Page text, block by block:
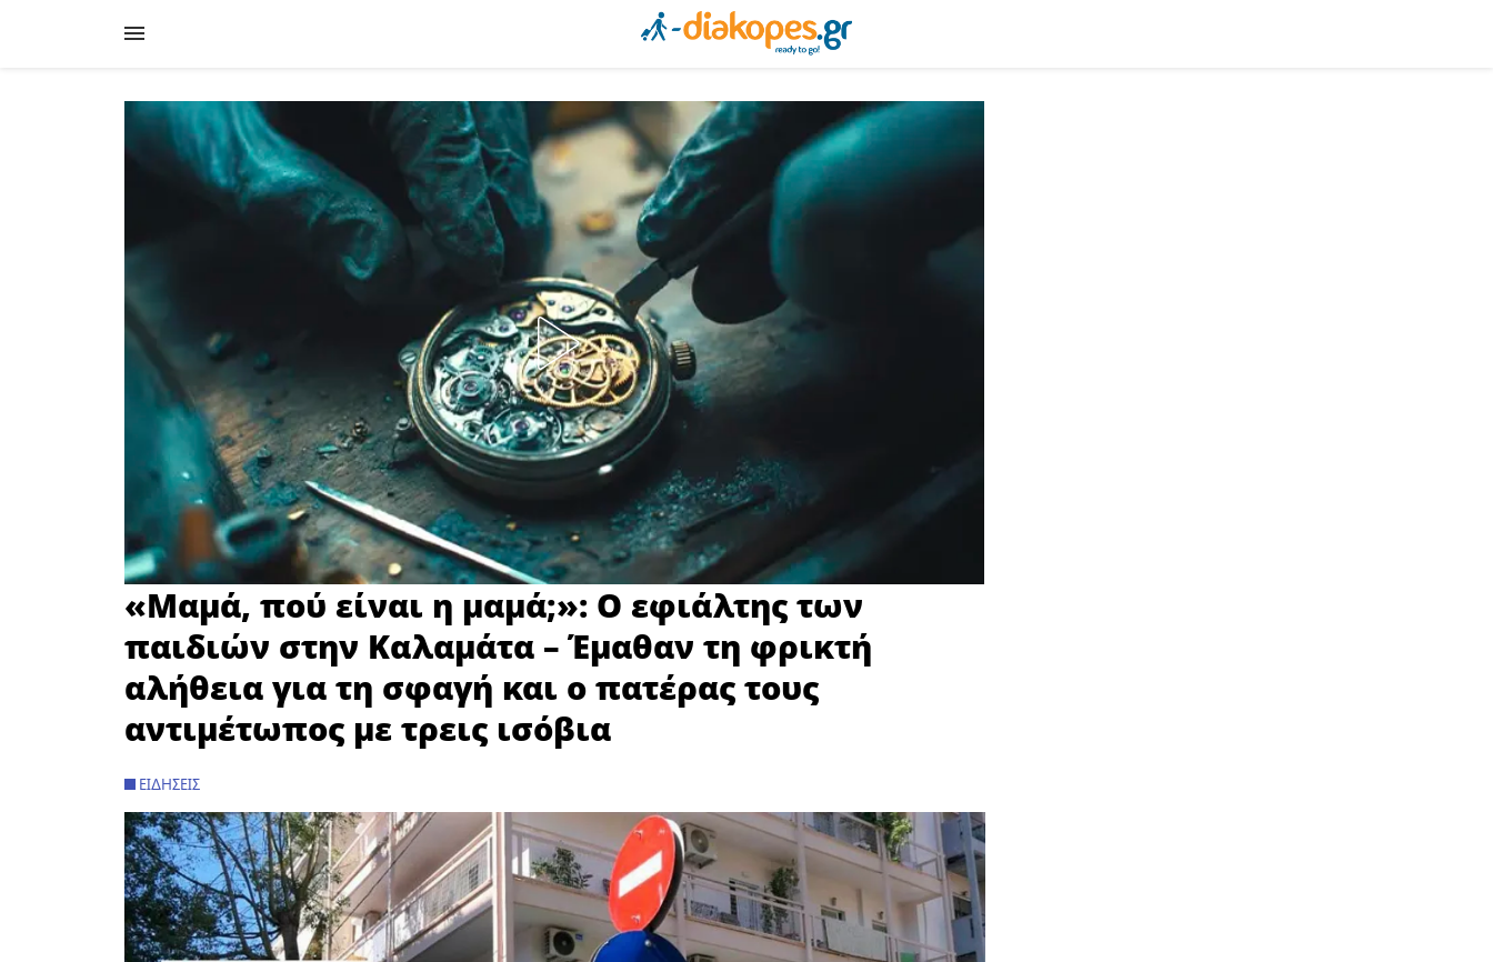
«Μαμά, πού είναι η μαμά;»: Ο εφιάλτης των
παιδιών στην Καλαμάτα – Έμαθαν τη φρικτή
αλήθεια για τη σφαγή και ο πατέρας τους
αντιμέτωπος με τρεις ισόβια
ΕΙΔΉΣΕΙΣ